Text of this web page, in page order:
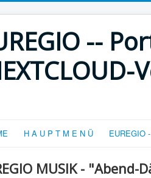
--
H A U P T M E N Ü EUREGIO
MUSIK -